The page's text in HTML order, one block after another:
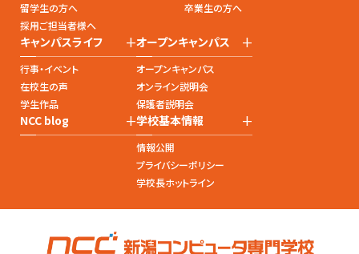
留学生の方へ
卒業生の方へ
採用ご担当者様へ
キャンパスライフ +
行事・イベント
在校生の声
学生作品
オープンキャンパス +
オープンキャンパス
オンライン説明会
保護者説明会
NCC blog +学校基本情報 +
情報公開
プライバシーポリシー
学校長ホットライン